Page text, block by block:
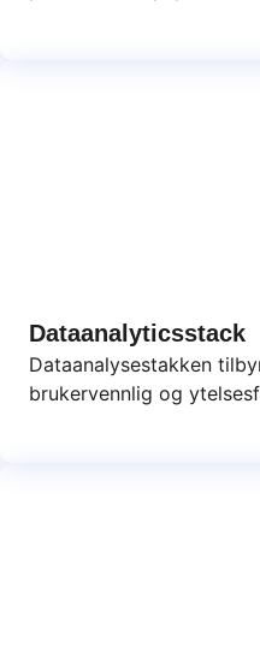
Dataanalyticsstack
Dataanalysestakken
brukervennlig og